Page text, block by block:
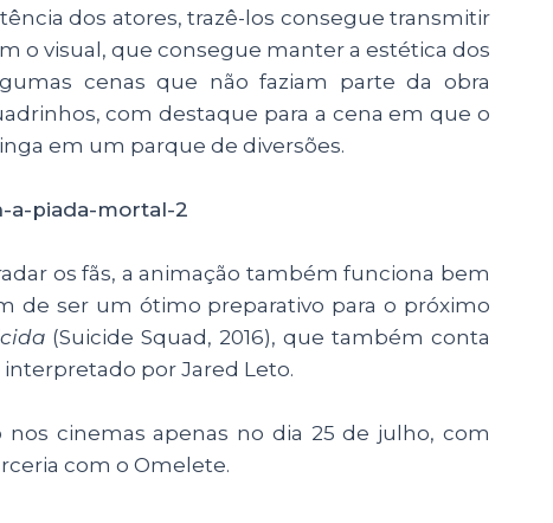
dos atores, trazê-los consegue transmitir
o visual, que consegue manter a estética dos
cenas que não faziam parte da obra
com destaque para a cena em que o
em um parque de diversões.
os fãs, a animação também funciona bem
de ser um ótimo preparativo para o próximo
(Suicide Squad, 2016), que também conta
por Jared Leto.
nos cinemas apenas no dia 25 de julho, com
com o Omelete.